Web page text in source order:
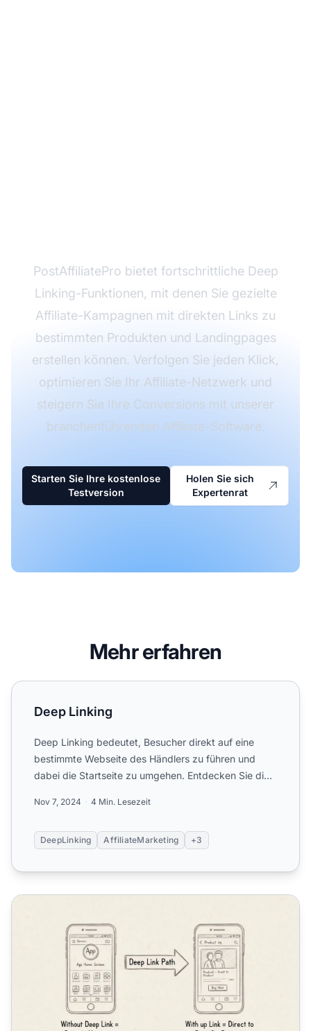
PostAffiliatePro bietet fortschrittliche Deep
Linking-Funktionen, mit denen Sie gezielte
Affiliate-Kampagnen mit direkten Links zu
bestimmten Produkten und Landingpages
erstellen können. Verfolgen Sie jeden Klick,
optimieren Sie Ihr Affiliate-Netzwerk und
steigern Sie Ihre Conversions mit unserer
branchenführenden Affiliate-Software.
Starten Sie Ihre kostenlose
Testversion
Holen Sie sich
Expertenrat
Mehr erfahren
Deep Linking
Deep Linking
Deep Linking bedeutet, Besucher direkt auf eine
bestimmte Webseite des Händlers zu führen und
dabei die Startseite zu umgehen. Entdecken Sie die
Nov 7, 2024 4 Min. Lesezeit
DeepLinking AffiliateMarketing +3
Was ist Mobile Deep Linking?